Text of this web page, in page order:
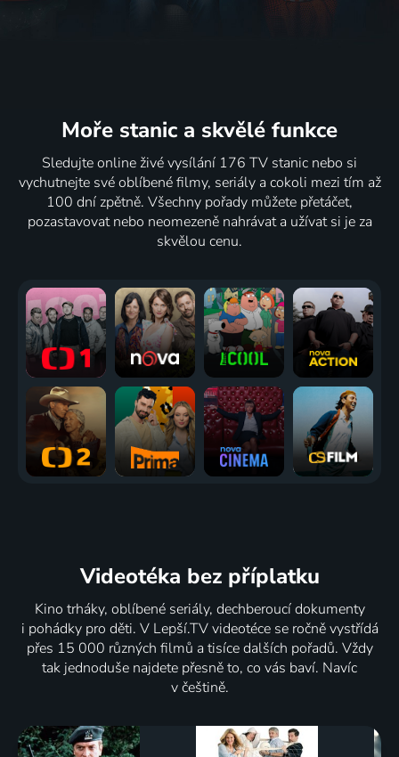
Moře stanic a skvělé funkce
Sledujte online živé vysílání 176 TV stanic nebo si
vychutnejte své oblíbené filmy, seriály a cokoli mezi tím až
100 dní zpětně. Všechny pořady můžete přetáčet,
pozastavovat nebo neomezeně nahrávat a užívat si je za
skvělou cenu.
Videotéka bez příplatku
Kino trháky, oblíbené seriály, dechberoucí dokumenty
i pohádky pro děti. V Lepší.TV videotéce se ročně vystřídá
přes 15 000 různých filmů a tisíce dalších pořadů. Vždy
tak jednoduše najdete přesně to, co vás baví. Navíc
v češtině.